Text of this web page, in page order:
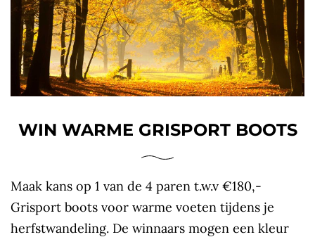
WIN WARME GRISPORT BOOTS
Maak kans op 1 van de 4 paren t.w.v €180,-
Grisport boots voor warme voeten tijdens je
herfstwandeling. De winnaars mogen een kleur